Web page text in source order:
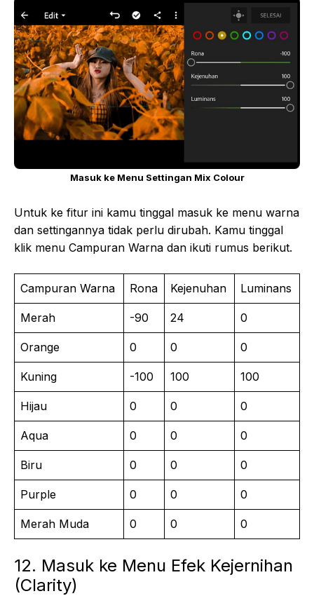
Masuk ke Menu Settingan Mix Colour
Untuk ke fitur ini kamu tinggal masuk ke menu warna
dan settingannya tidak perlu dirubah. Kamu tinggal
klik menu Campuran Warna dan ikuti rumus berikut.
Campuran Warna Rona Kejenuhan Luminans
Merah -90 24 0
Orange 0 0 0
Kuning -100 100 100
Hijau 0 0 0
Aqua 0 0 0
Biru 0 0 0
Purple 0 0 0
Merah Muda 0 0 0
12. Masuk ke Menu Efek Kejernihan
(Clarity)